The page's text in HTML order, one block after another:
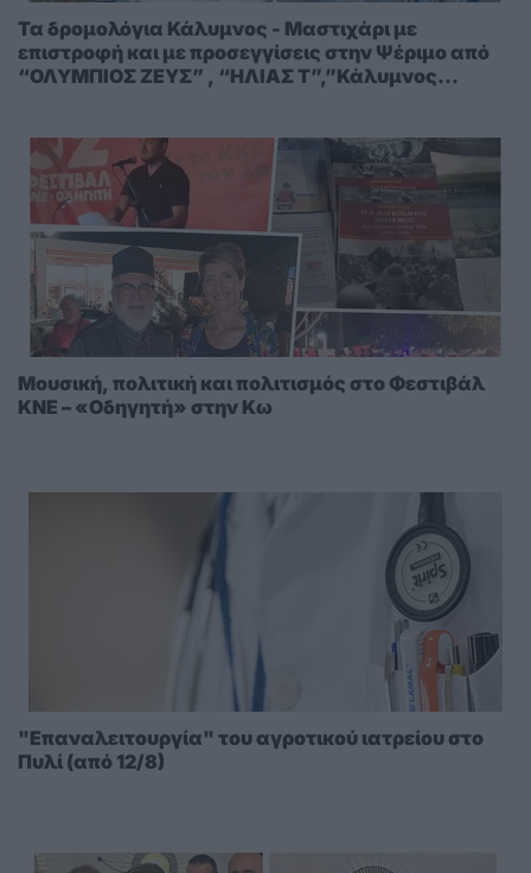
Τα δρομολόγια Κάλυμνος - Μαστιχάρι με
επιστροφή και με προσεγγίσεις στην Ψέριμο από
“ΟΛΥΜΠΙΟΣ ΖΕΥΣ” , “ΗΛΙΑΣ Τ”,”Κάλυμνος
Μουσική, πολιτική και πολιτισμός στο Φεστιβάλ
ΚΝΕ – «Οδηγητή» στην Κω
"Eπαναλειτουργία" του αγροτικού ιατρείου στο
Πυλί (από 12/8)